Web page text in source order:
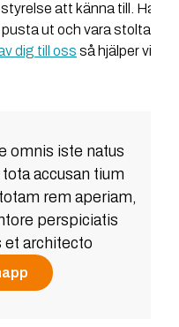
att känna till. Har
pusta ut och vara stolta
dig till oss så hjälper vi
omnis iste natus
accusan tium
rem aperiam,
perspiciatis
et architecto